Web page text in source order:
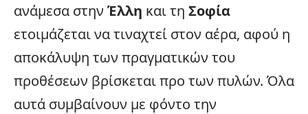
ανάμεσα στην Έλλη και τη Σοφία
ετοιμάζεται να τιναχτεί στον αέρα, αφού η
αποκάλυψη των πραγματικών του
προθέσεων βρίσκεται προ των πυλών. Όλα
αυτά συμβαίνουν με φόντο την